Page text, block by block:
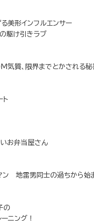
美形インフルエンサー
駆け引きラブ
質、限界までとかされる秘
ト
お弁当屋さん
地雷男同士の過ちから始ま
の
ニング！